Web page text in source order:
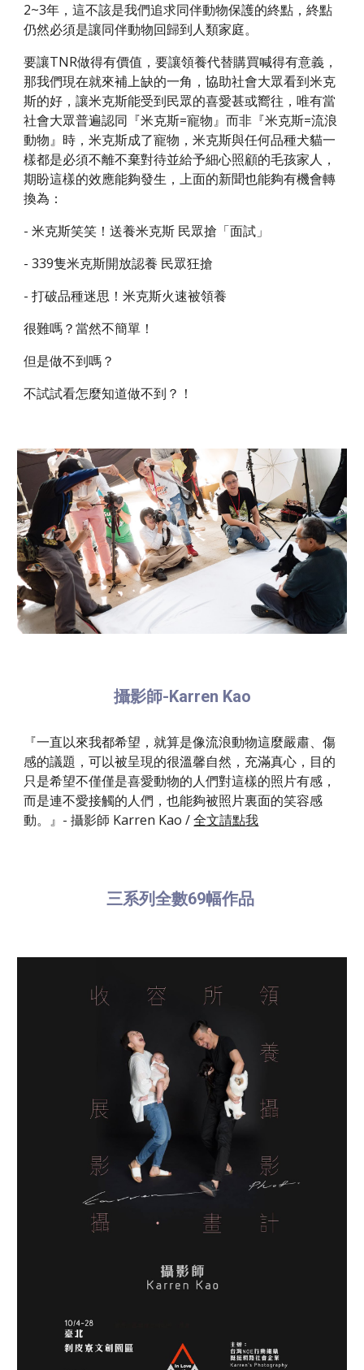
2~3年，這不該是我們追求同伴動物保護的終點，終點
仍然必須是讓同伴動物回歸到人類家庭。
要讓TNR做得有價值，要讓領養代替購買喊得有意義，
那我們現在就來補上缺的一角，協助社會大眾看到米克
斯的好，讓米克斯能受到民眾的喜愛甚或嚮往，唯有當
社會大眾普遍認同『米克斯=寵物』而非『米克斯=流浪
動物』時，米克斯成了寵物，米克斯與任何品種犬貓一
樣都是必須不離不棄對待並給予細心照顧的毛孩家人，
期盼這樣的效應能夠發生，上面的新聞也能夠有機會轉
換為：
- 米克斯笑笑！送養米克斯 民眾搶「面試」
- 339隻米克斯開放認養 民眾狂搶
- 打破品種迷思！米克斯火速被領養
很難嗎？當然不簡單！
但是做不到嗎？
不試試看怎麼知道做不到？！
攝影師-Karren Kao
『一直以來我都希望，就算是像流浪動物這麼嚴肅、傷
感的議題，可以被呈現的很溫馨自然，充滿真心，目的
只是希望不僅僅是喜愛動物的人們對這樣的照片有感，
而是連不愛接觸的人們，也能夠被照片裏面的笑容感
動。』- 攝影師 Karren Kao /全文請點我
三系列全數69幅作品